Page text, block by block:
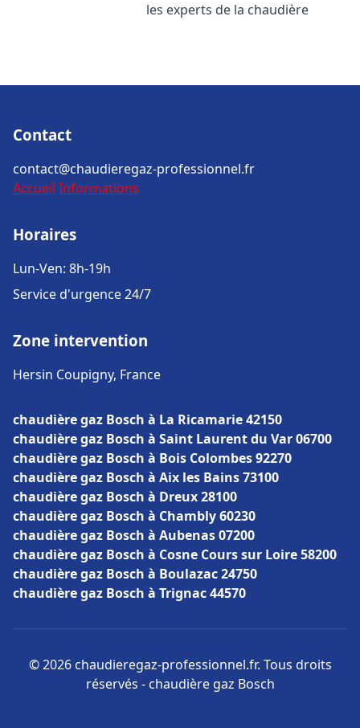
les experts de la chaudière
Contact
contact@chaudieregaz-professionnel.fr
Accueil Informations
Horaires
Lun-Ven: 8h-19h
Service d'urgence 24/7
Zone intervention
Hersin Coupigny, France
chaudière gaz Bosch à La Ricamarie 42150
chaudière gaz Bosch à Saint Laurent du Var 06700
chaudière gaz Bosch à Bois Colombes 92270
chaudière gaz Bosch à Aix les Bains 73100
chaudière gaz Bosch à Dreux 28100
chaudière gaz Bosch à Chambly 60230
chaudière gaz Bosch à Aubenas 07200
chaudière gaz Bosch à Cosne Cours sur Loire 58200
chaudière gaz Bosch à Boulazac 24750
chaudière gaz Bosch à Trignac 44570
© 2026 chaudieregaz-professionnel.fr. Tous droits
réservés - chaudière gaz Bosch